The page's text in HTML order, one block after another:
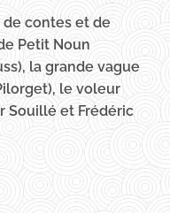
de contes et de
Petit Noun
la grande vague
le voleur
Souillé et Frédéric